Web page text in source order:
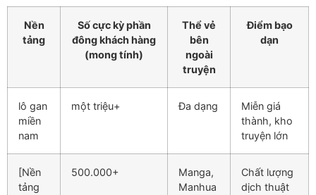
Nền
tảng
Số cực kỳ phần
đông khách hàng
(mong tính)
Thể vẻ
bên
ngoài
truyện
Điểm bạo
dạn
lô gan
miền
nam
một triệu+ Đa dạng
Miễn giá
thành, kho
truyện lớn
[Nền
tảng
500.000+
Manga,
Manhua
Chất lượng
dịch thuật